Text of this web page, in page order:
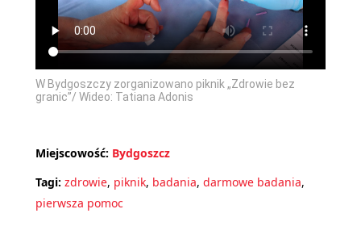
W Bydgoszczy zorganizowano piknik „Zdrowie bez
granic”/ Wideo: Tatiana Adonis
Miejscowość: Bydgoszcz
Tagi: zdrowie, piknik, badania, darmowe badania,
pierwsza pomoc